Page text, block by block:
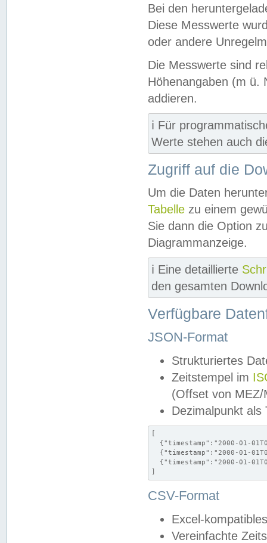
Bei den
Diese Messwerte
oder andere
Die Messwerte sind
Höhenangaben (m ü.
addieren.
ℹ️ Für
Werte stehen auch
Zugriff auf die
Um die Daten
Tabelle zu einem
Sie dann die Option
Diagrammanzeige.
ℹ️ Eine detaillierte
den gesamten
Verfügbare
JSON-Format
Strukturiertes
Zeitstempel im
(Offset von MEZ/
Dezimalpunkt als
[
{"timestamp":"2000-01-
{"timestamp":"2000-01-
{"timestamp":"2000-01-
]
CSV-Format
Excel-
Vereinfachte